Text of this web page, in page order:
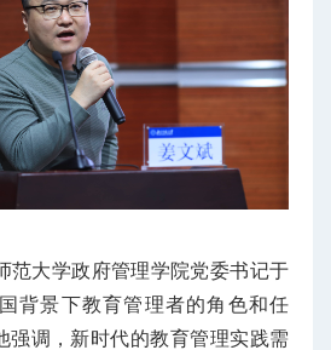
范大学政府管理学院党委书记于
背景下教育管理者的角色和任
强调，新时代的教育管理实践需